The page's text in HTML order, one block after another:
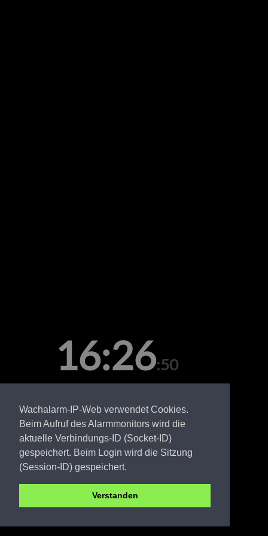
Wachalarm-IP-Web verwendet Cookies.
Beim Aufruf des Alarmmonitors wird die
aktuelle Verbindungs-ID (Socket-ID)
gespeichert. Beim Login wird die Sitzung
(Session-ID) gespeichert.
Verstanden
16:26:50
SPN FW Groß Breesen